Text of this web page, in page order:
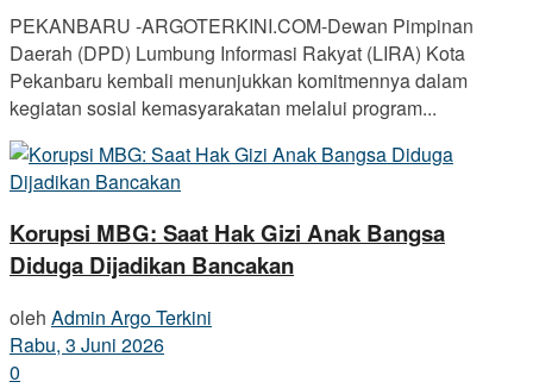
PEKANBARU -ARGOTERKINI.COM-Dewan Pimpinan
Daerah (DPD) Lumbung Informasi Rakyat (LIRA) Kota
Pekanbaru kembali menunjukkan komitmennya dalam
kegiatan sosial kemasyarakatan melalui program...
Korupsi MBG: Saat Hak Gizi Anak Bangsa
Diduga Dijadikan Bancakan
oleh Admin Argo Terkini
Rabu, 3 Juni 2026
0